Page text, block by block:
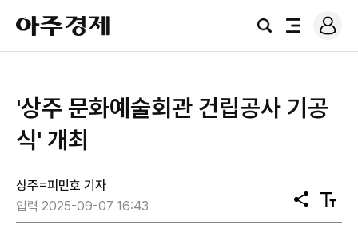
아
주
경
검
전
로
그
'상주 문화예술회관 건립공사 기공
식' 개최
상주=피민호 기자
입력 2025-09-07 16:43
공
유
텍
스